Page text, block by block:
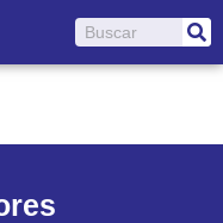
Pesquisar